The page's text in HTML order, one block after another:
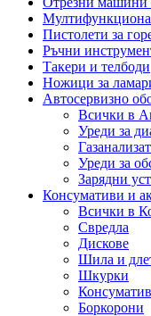
Пистолети за
Ръчни
Такери и телбоди
Ножици за
Автосервизно
Всички в
Уреди за
Уреди за
Зарядни
Консумативи и
Всички в
Свредла
Дискове
Шила и
Шкурки
Боркорони